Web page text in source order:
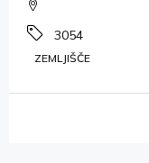
3054
ZEMLJIŠČE